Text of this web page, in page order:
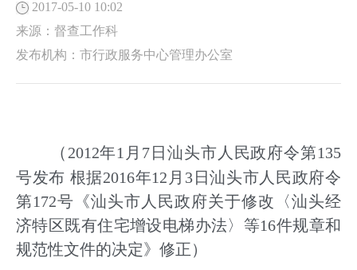
2017-05-10 10:02
来源： 督查工作科
发布机构： 市行政服务中心管理办公室
（ 2012年1月7日汕头市人民政府令第135
号发布 根据2016年12月3日汕头市人民政府令
第172号《汕头市人民政府关于修改〈汕头经
济特区既有住宅增设电梯办法〉等16件规章和
规范性文件的决定》修正）